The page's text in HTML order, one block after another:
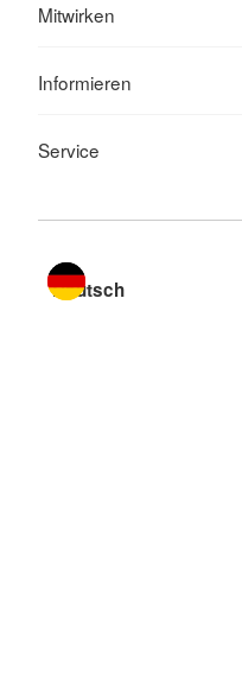
Mitwirken
Informieren
Service
Sprache wechseln zu